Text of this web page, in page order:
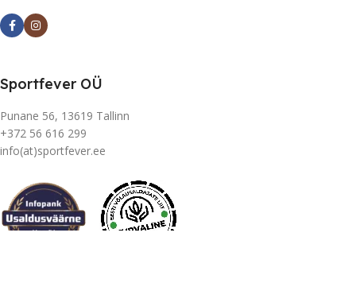
Sportfever OÜ
Punane 56, 13619 Tallinn
+372 56 616 299
info(at)sportfever.ee